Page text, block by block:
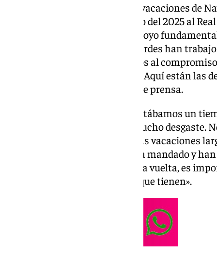
El Antequera CF regresó, de las vacaciones de
enfrentarse en el primer partido del 2025 al
Municipal El Maulí y con ese apoyo
gradas. Los jugadores blanquiverdes han
Javier Medina en los días previos al
grupo II de Primera Federación. Aquí están las
entrenador sevillano en rueda de prensa.
«Necesitábamos un
hecho una primera vuelta de mucho desgaste.
hemos dado a los jugadores unas vacaciones
individualmente lo que se les ha mandado y
Regresar fuertes para la segunda vuelta, es
es reflejo de la profesionalidad que tienen».